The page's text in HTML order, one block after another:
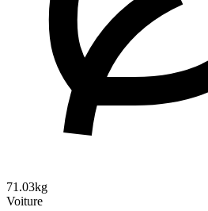
71.03kg
Voiture